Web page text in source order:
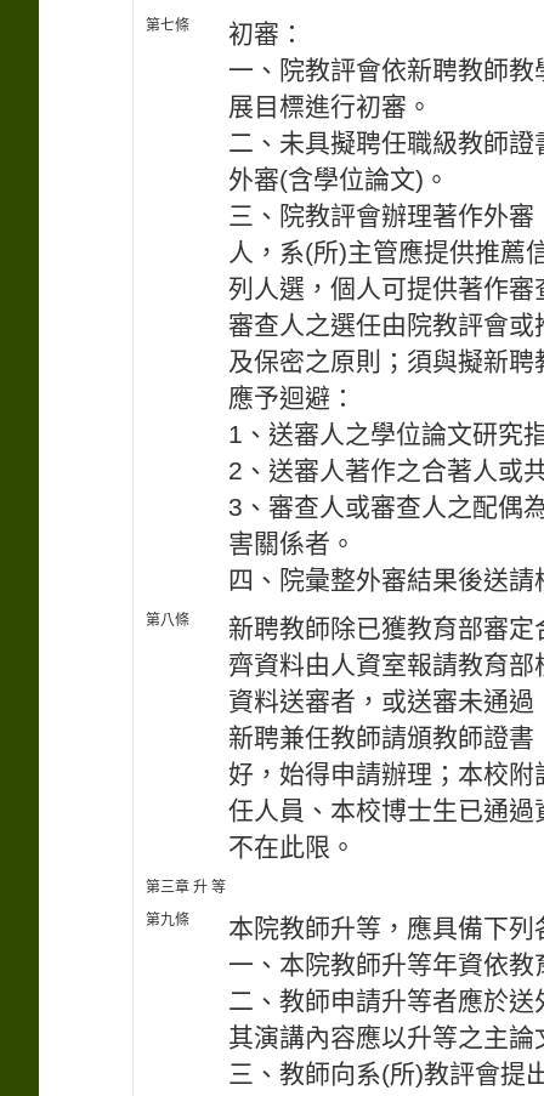
第七條
初審：
一、院教評會依新聘教師
展目標進行初審。
二、未具擬聘任職級教師
外審(含學位論文)。
三、院教評會辦理著作外
人，系(所)主管應提供推薦
列人選，個人可提供著作
審查人之選任由院教評會
及保密之原則；須與擬新
應予迴避：
1、送審人之學位論文研究
2、送審人著作之合著人或
3、審查人或審查人之配偶
害關係者。
四、院彙整外審結果後送請
第八條
新聘教師除已獲教育部審
齊資料由人資室報請教育
資料送審者，或送審未通過
新聘兼任教師請頒教師證
好，始得申請辦理；本校
任人員、本校博士生已通
不在此限。
第三章 升 等
第九條
本院教師升等，應具備下列
一、本院教師升等年資依
二、教師申請升等者應於
其演講內容應以升等之主
三、教師向系(所)教評會提